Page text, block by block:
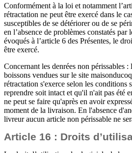
Conformément à la loi et notamment
rétractation ne peut être exercé dans le
susceptibles de se détériorer ou de se
en l’absence de problèmes constatés
évoqués à l’article 6 des Présentes, le
être exercé.
Concernant les denrées non périssables
boissons vendues sur le site
rétractation s'exerce selon les conditions
reprendre soit intact et qu'il n'ait pas été
ne peut se faire qu'après en avoir
moment de la livraison. En l'absence
livreur aucun article non périssable ne
Article 16 : Droits